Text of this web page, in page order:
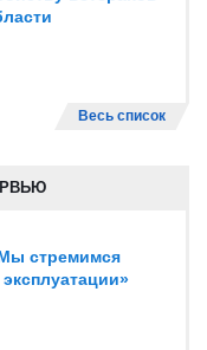
Весь список
стремимся